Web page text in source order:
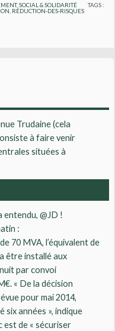
,SOCIAL & SOLIDARITÉ
TAGS :
RÉDUCTION-DES-RISQUES
Trudaine (cela
à faire venir
situées à
@JD !
:
70 MVA, l’équivalent de
être installé aux
par convoi
« De la décision
pour mai 2014,
six années », indique
est de « sécuriser